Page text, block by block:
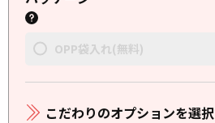
OPP袋入れ(無料)
こだわりのオプションを選